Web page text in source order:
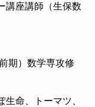
講座講師（生保数
期）数学専攻修
命、トーマツ、